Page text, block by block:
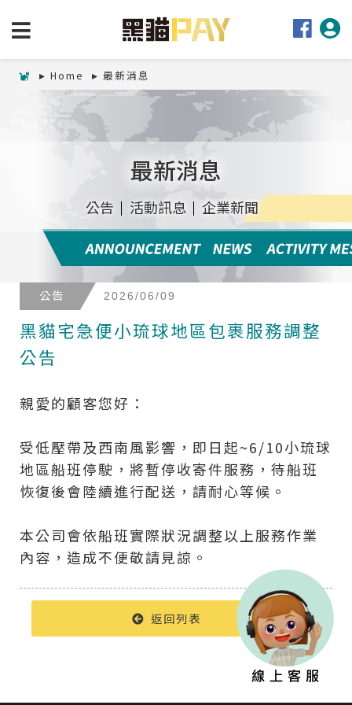
Home 最新消息
最新消息
公告 活動訊息 企業新聞
公告 2026/06/09
黑貓宅急便小琉球地區包裹服務調整
公告
親愛的顧客您好：
受低壓帶及西南風影響，即日起~6/10小琉球
地區船班停駛，將暫停收寄件服務，待船班
恢復後會陸續進行配送，請耐心等候。
本公司會依船班實際狀況調整以上服務作業
內容，造成不便敬請見諒。
返回列表